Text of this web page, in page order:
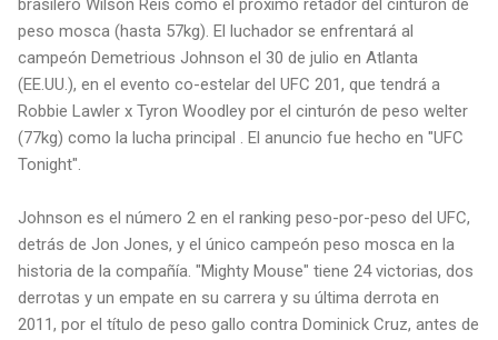
brasilero Wilson Reis como el próximo retador del cinturón de
peso mosca (hasta 57kg). El luchador se enfrentará al
campeón Demetrious Johnson el 30 de julio en Atlanta
(EE.UU.), en el evento co-estelar del UFC 201, que tendrá a
Robbie Lawler x Tyron Woodley por el cinturón de peso welter
(77kg) como la lucha principal . El anuncio fue hecho en "UFC
Tonight".
Johnson es el número 2 en el ranking peso-por-peso del UFC,
detrás de Jon Jones, y el único campeón peso mosca en la
historia de la compañía. "Mighty Mouse" tiene 24 victorias, dos
derrotas y un empate en su carrera y su última derrota en
2011, por el título de peso gallo contra Dominick Cruz, antes de